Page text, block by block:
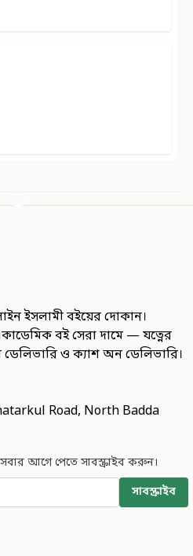
ইসলামী বইয়ের দোকান।
বই সেরা দামে — যত্নের
ডেলিভারি ও ক্যাশ অন ডেলিভারি।
Road, North Badda
আগে পেতে সাবস্ক্রাইব করুন।
সাবস্ক্রাইব